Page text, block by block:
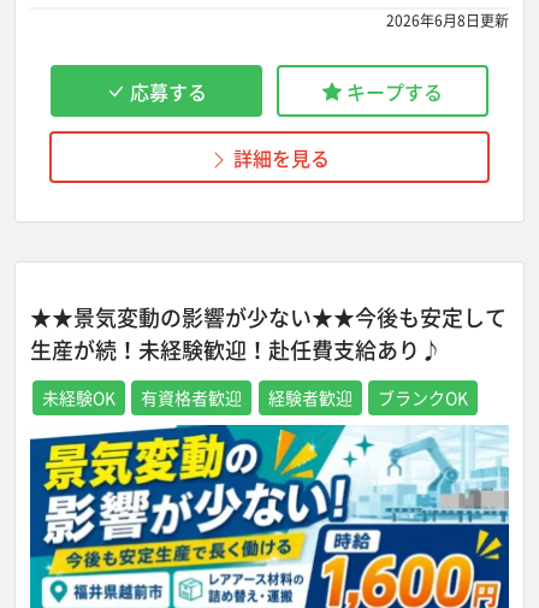
2026年6月8日更新
応募する キープする
詳細を見る
★★景気変動の影響が少ない★★今後も安定して
生産が続！未経験歓迎！赴任費支給あり♪
未経験OK 有資格者歓迎 経験者歓迎 ブランクOK